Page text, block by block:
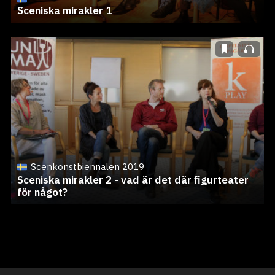
Sceniska mirakler 1
Scenkonstbiennalen 2019
Sceniska mirakler 2 - vad är det där figurteater
för något?